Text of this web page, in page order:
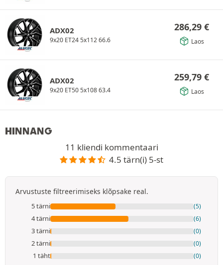
ADX02
9x20 ET24 5x112 66.6
286,29 €
Laos
ADX02
9x20 ET50 5x108 63.4
259,79 €
Laos
HINNANG
11 kliendi kommentaari
4.5 tärn(i) 5-st
Arvustuste filtreerimiseks klõpsake real.
5 tärni (5)
4 tärni (6)
3 tärni (0)
2 tärni (0)
1 täht (0)